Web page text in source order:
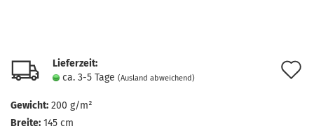
Lieferzeit:
ca. 3-5 Tage (Ausland abweichend)
Gewicht: 200 g/m²
Breite: 145 cm